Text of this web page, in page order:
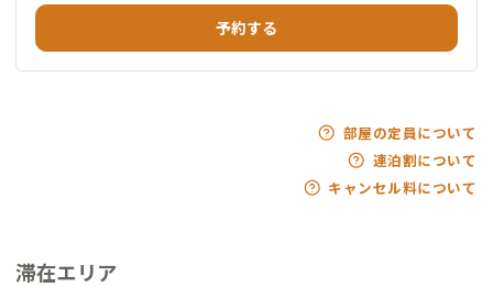
予約する
部屋の定員について
連泊割について
キャンセル料について
滞在エリア